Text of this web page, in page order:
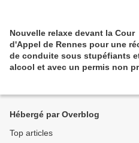
Nouvelle relaxe devant la Cour
d'Appel de Rennes pour une
de conduite sous stupéfiants
alcool et avec un permis non
Hébergé par Overblog
Top articles